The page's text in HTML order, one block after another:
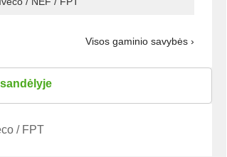
Visos gaminio savybės ›
/ FPT